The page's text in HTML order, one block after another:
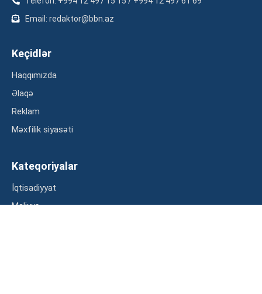
Email: redaktor@bbn.az
Keçidlər
Haqqımızda
Əlaqə
Reklam
Məxfilik siyasəti
Kateqoriyalar
İqtisadiyyat
Maliyyə